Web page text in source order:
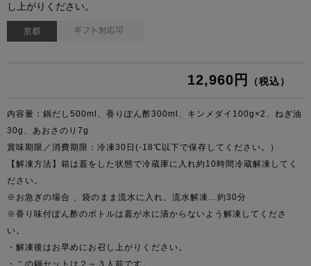
し上がりください。
12,960円 （税込）
内容量：鍋だし500ml、香りぽん酢300ml、キンメダイ100g×2、ねぎ油
30g、あおさのり7g
賞味期限／消費期限：冷凍30日(-18℃以下で保存してください。）
【解凍方法】箱は蓋をした状態で冷蔵庫に入れ約10時間冷蔵解凍してく
ださい。
※お急ぎの場合 、袋のまま流水に入れ、流水解凍…約30分
※香り味付ぽん酢のボトルは蓋が水に漬からないよう解凍してくださ
い。
・解凍後はお早めにお召し上がりください。